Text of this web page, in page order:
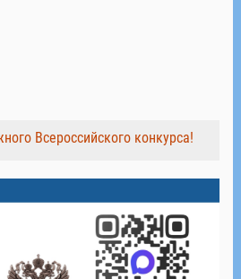
Всероссийского конкурса!